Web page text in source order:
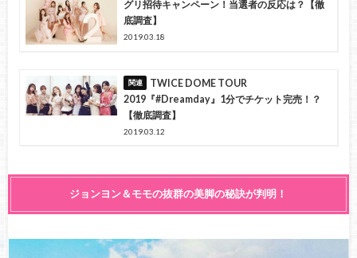
グリ招待キャンペーン！当選者の反応は？【徹
底調査】
2019.03.18
TWICE DOME TOUR
2019『#Dreamday』1分でチケット完売！？
【徹底調査】
2019.03.12
ジョンヨン＆モモの抜群の美脚の秘訣が判明！